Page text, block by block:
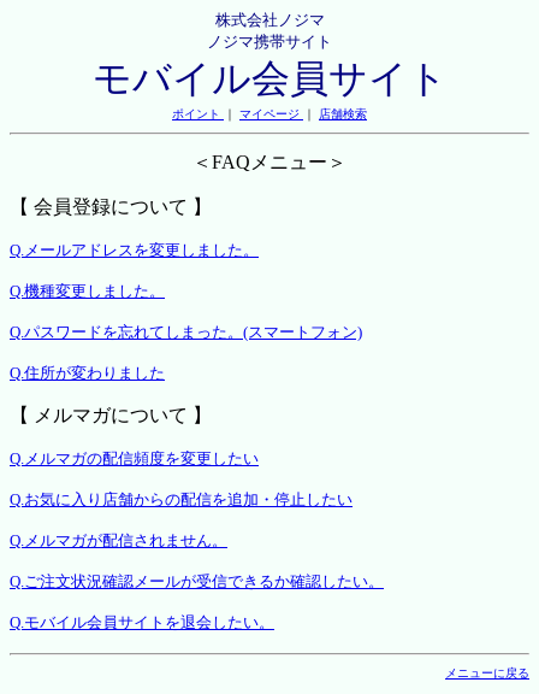
株式会社ノジマ
ノジマ携帯サイト
モバイル会員サイト
ポイント ｜ マイページ ｜ 店舗検索
＜FAQメニュー＞
【 会員登録について 】
Q.メールアドレスを変更しました。
Q.機種変更しました。
Q.パスワードを忘れてしまった。(スマートフォン)
Q.住所が変わりました
【 メルマガについて 】
Q.メルマガの配信頻度を変更したい
Q.お気に入り店舗からの配信を追加・停止したい
Q.メルマガが配信されません。
Q.ご注文状況確認メールが受信できるか確認したい。
Q.モバイル会員サイトを退会したい。
メニューに戻る